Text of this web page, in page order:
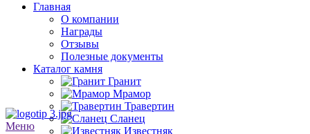
Главная
О компании
Награды
Отзывы
Полезные документы
Каталог камня
Гранит
Мрамор
Травертин
Сланец
Известняк
Меню